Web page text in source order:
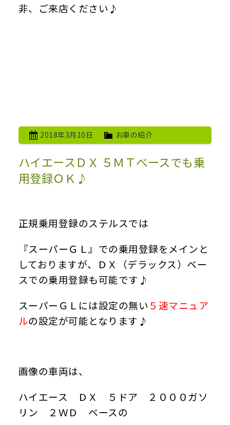
非、ご来店ください♪
2018年3月10日 お車の紹介
ハイエースＤＸ ５ＭＴベースでも乗
用登録ＯＫ♪
正規乗用登録のステルスでは
『スーパーＧＬ』での乗用登録をメインと
しておりますが、ＤＸ（デラックス）ベー
スでの乗用登録も可能です♪
スーパーＧＬには設定の無い ５速マニュア
ルの設定が可能となります♪
画像の車両は、
ハイエース ＤＸ ５ドア ２０００ガソ
リン ２ＷＤ ベースの